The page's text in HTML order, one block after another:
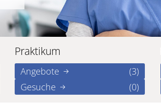
Praktikum
Angebote
(3)
Gesuche
(0)